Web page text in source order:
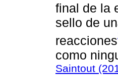
final de la
sello de
reacciones
como
Saintout